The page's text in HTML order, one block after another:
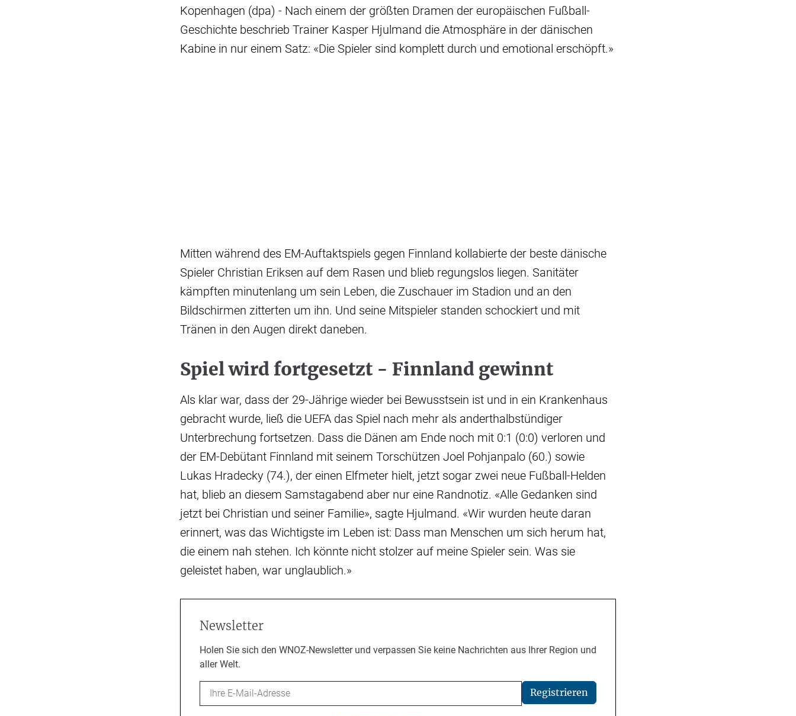
Kopenhagen (dpa) - Nach einem der größten Dramen der europäischen Fußball-
Geschichte beschrieb Trainer Kasper Hjulmand die Atmosphäre in der dänischen
Kabine in nur einem Satz: «Die Spieler sind komplett durch und emotional erschöpft.»
Mitten während des EM-Auftaktspiels gegen Finnland kollabierte der beste dänische
Spieler Christian Eriksen auf dem Rasen und blieb regungslos liegen. Sanitäter
kämpften minutenlang um sein Leben, die Zuschauer im Stadion und an den
Bildschirmen zitterten um ihn. Und seine Mitspieler standen schockiert und mit
Tränen in den Augen direkt daneben.
Spiel wird fortgesetzt - Finnland gewinnt
Als klar war, dass der 29-Jährige wieder bei Bewusstsein ist und in ein Krankenhaus
gebracht wurde, ließ die UEFA das Spiel nach mehr als anderthalbstündiger
Unterbrechung fortsetzen. Dass die Dänen am Ende noch mit 0:1 (0:0) verloren und
der EM-Debütant Finnland mit seinem Torschützen Joel Pohjanpalo (60.) sowie
Lukas Hradecky (74.), der einen Elfmeter hielt, jetzt sogar zwei neue Fußball-Helden
hat, blieb an diesem Samstagabend aber nur eine Randnotiz. «Alle Gedanken sind
jetzt bei Christian und seiner Familie», sagte Hjulmand. «Wir wurden heute daran
erinnert, was das Wichtigste im Leben ist: Dass man Menschen um sich herum hat,
die einem nah stehen. Ich könnte nicht stolzer auf meine Spieler sein. Was sie
geleistet haben, war unglaublich.»
Newsletter
Holen Sie sich den WNOZ-Newsletter und verpassen Sie keine Nachrichten aus Ihrer Region und
aller Welt.
Email Registrieren